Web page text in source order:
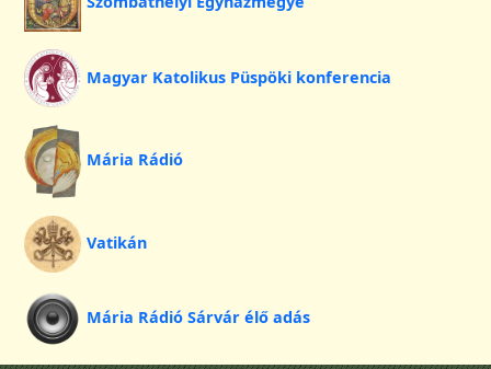
Magyar Katolikus Püspöki konferencia
Mária Rádió
Vatikán
Mária Rádió Sárvár élő adás